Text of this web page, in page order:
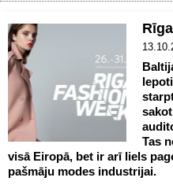
Tas
visā Eiropā, bet ir arī liels
pašmāju modes industrijai.